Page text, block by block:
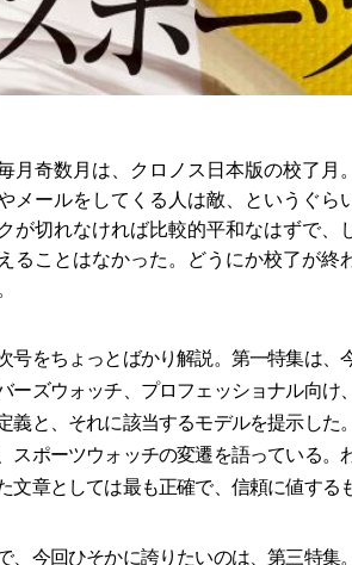
月奇数月は、クロノス日本版の校了月
メールをしてくる人は敵、というぐら
が切れなければ比較的平和なはずで
ることはなかった。どうにか校了が終
号をちょっとばかり解説。第一特集は、
ーズウォッチ、プロフェッショナル向け
義と、それに該当するモデルを提示し
スポーツウォッチの変遷を語っている
文章としては最も正確で、信頼に値する
、今回ひそかに誇りたいのは、第三特集